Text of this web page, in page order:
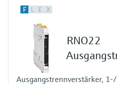
NAMUR
sperrend: < 1,2 mA
leitend: > 2,1 mA
Ausgang
Relaiskontakt
Spannungsversorgung
20...250 V AC/DC
F L E X
RNO22
Ausgangstrennverstärker,